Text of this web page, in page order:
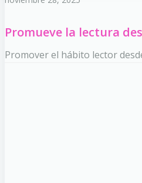
Promueve la lectura
Promover el hábito lector